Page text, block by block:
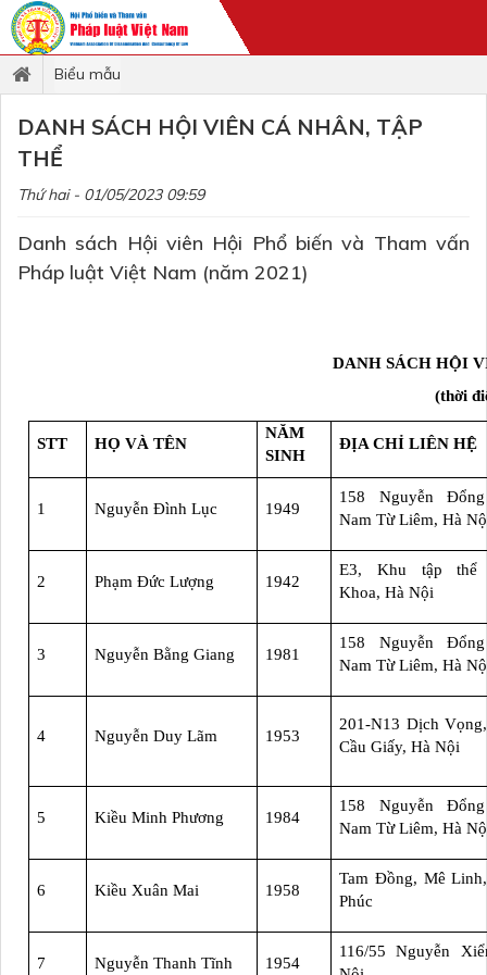
Biểu mẫu
DANH SÁCH HỘI VIÊN CÁ NHÂN, TẬP
THỂ
Thứ hai - 01/05/2023 09:59
Danh sách Hội viên Hội Phổ biến và Tham vấn
Pháp luật Việt Nam (năm 2021)
DANH SÁCH HỘI
(thời
STT HỌ VÀ TÊN
NĂM
SINH
ĐỊA CHỈ LIÊN HỆ
1 Nguyễn Đình Lục 1949
158 Nguyễn
Nam Từ Liêm, Hà
2 Phạm Đức Lượng 1942
E3, Khu tập thể
Khoa, Hà Nội
3 Nguyễn Bằng Giang 1981
158 Nguyễn
Nam Từ Liêm, Hà
4 Nguyễn Duy Lãm 1953
201-N13 Dịch
Cầu Giấy, Hà Nội
5 Kiều Minh Phương 1984
158 Nguyễn
Nam Từ Liêm, Hà
6 Kiều Xuân Mai 1958
Tam Đồng, Mê
Phúc
7 Nguyễn Thanh Tĩnh 1954
116/55 Nguyễn